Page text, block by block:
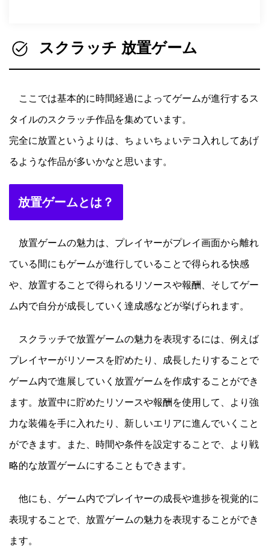
スクラッチ 放置ゲーム
ここでは基本的に時間経過によってゲームが進行するス
タイルのスクラッチ作品を集めています。
完全に放置というよりは、ちょいちょいテコ入れしてあげ
るような作品が多いかなと思います。
放置ゲームとは？
放置ゲームの魅力は、プレイヤーがプレイ画面から離れ
ている間にもゲームが進行していることで得られる快感
や、放置することで得られるリソースや報酬、そしてゲー
ム内で自分が成長していく達成感などが挙げられます。
スクラッチで放置ゲームの魅力を表現するには、例えば
プレイヤーがリソースを貯めたり、成長したりすることで
ゲーム内で進展していく放置ゲームを作成することができ
ます。放置中に貯めたリソースや報酬を使用して、より強
力な装備を手に入れたり、新しいエリアに進んでいくこと
ができます。また、時間や条件を設定することで、より戦
略的な放置ゲームにすることもできます。
他にも、ゲーム内でプレイヤーの成長や進捗を視覚的に
表現することで、放置ゲームの魅力を表現することができ
ます。